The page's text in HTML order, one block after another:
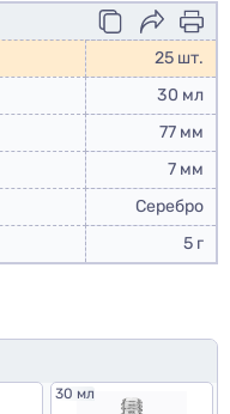
25 шт.
30 мл
77 мм
7 мм
Серебро
5 г
30 мл